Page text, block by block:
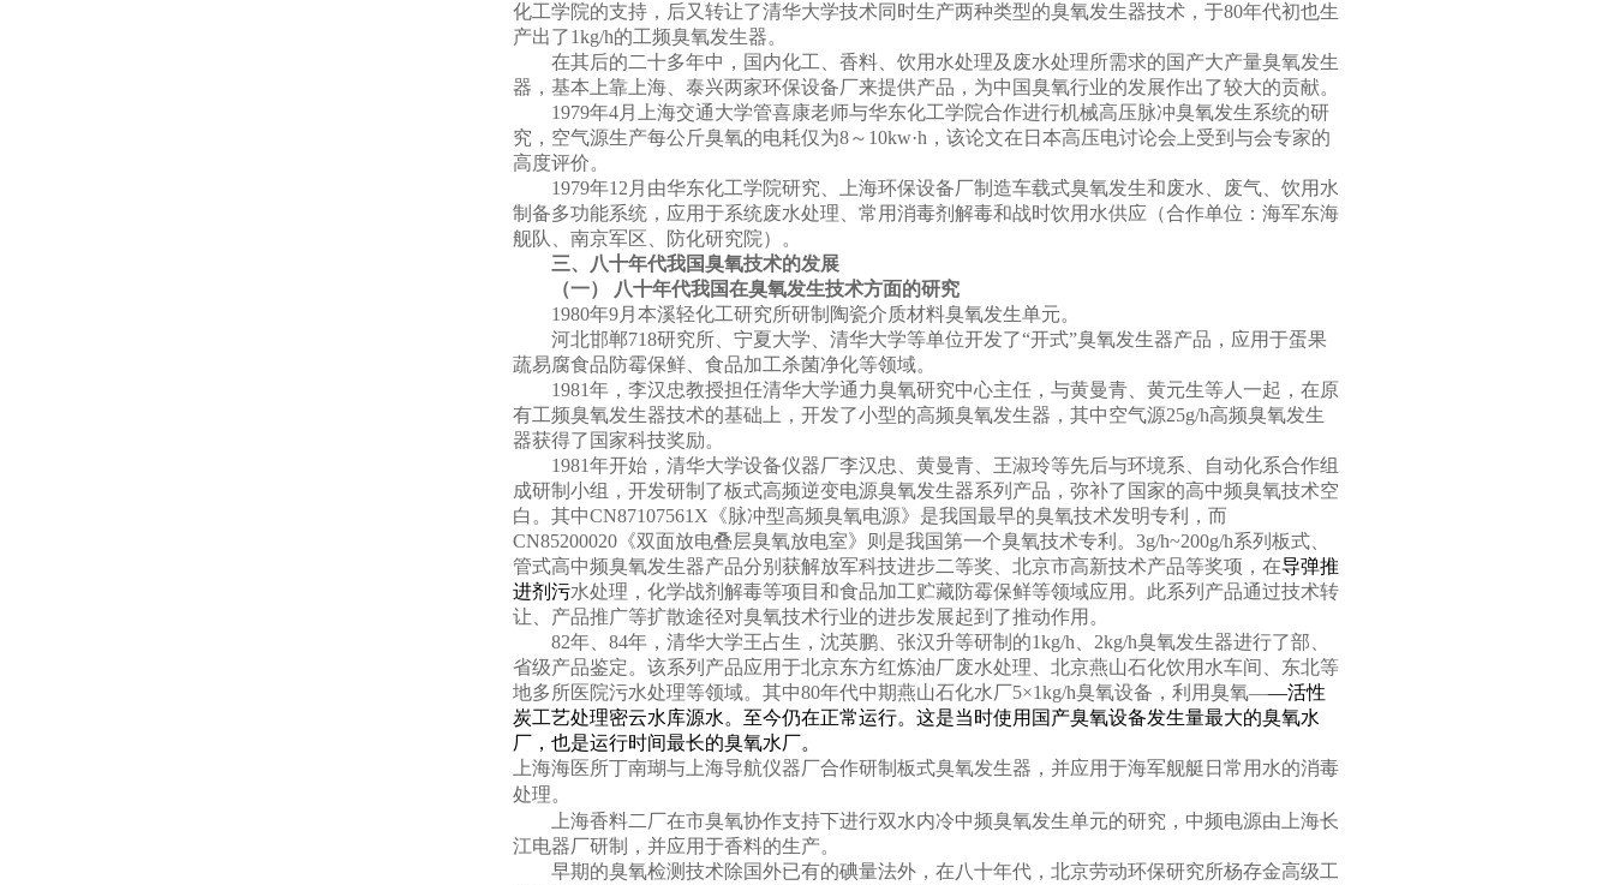
化工学院的支持，后又转让了清华大学技术同时生产两种类型的臭氧发生器技术，于80年代初也生
产出了1kg/h的工频臭氧发生器。
在其后的二十多年中，国内化工、香料、饮用水处理及废水处理所需求的国产大产量臭氧发生
器，基本上靠上海、泰兴两家环保设备厂来提供产品，为中国臭氧行业的发展作出了较大的贡献。
1979年4月上海交通大学管喜康老师与华东化工学院合作进行机械高压脉冲臭氧发生系统的研
究，空气源生产每公斤臭氧的电耗仅为8～ 10kw·h ，该论文在日本高压电讨论会上受到与会专家的
高度评价。
1979年12 月由华东化工学院研究、上海环保设备厂制造车载式臭氧发生和废水、废气、饮用水
制备多功能系统，应用于系统废水处理、常用消毒剂解毒和战时饮用水供应（合作单位：海军东海
舰队、南京军区、防化研究院）。
三、八十年代我国臭氧技术的发展
（一）
八十年代我国在臭氧发生技术方面的研究
1980年9月本溪轻化工研究所研制陶瓷介质材料臭氧发生单元。
河北邯郸718研究所、宁夏大学、清华大学等单位开发了“开式”臭氧发生器产品，应用于蛋果
蔬易腐食品防霉保鲜、食品加工杀菌净化等领域。
1981年，李汉忠教授担任清华大学通力臭氧研究中心主任，与黄曼青、黄元生等人一起，在原
有工频臭氧发生器技术的基础上，开发了小型的高频臭氧发生器，其中空气源25g/h高频臭氧发生
器获得了国家科技奖励。
1981年开始，清华大学设备仪器厂李汉忠、黄曼青、王淑玲等先后与环境系、自动化系合作组
成研制小组，开发研制了板式高频逆变电源臭氧发生器系列产品，弥补了国家的高中频臭氧技术空
白。其中CN87107561X 《脉冲型高频臭氧电源》是我国最早的臭氧技术发明专利，而
CN85200020 《双面放电叠层臭氧放电室》则是我国第一个臭氧技术专利。 3g/h~200g/h系列板式、
管式高中频臭氧发生器产品分别获解放军科技进步二等奖、北京市高新技术产品等奖项，在导弹推
进剂污水处理，化学战剂解毒等项目和食品加工贮藏防霉保鲜等领域应用。此系列产品通过技术转
让、产品推广等扩散途径对臭氧技术行业的进步发展起到了推动作用。
82年、 84年，清华大学王占生，沈英鹏、张汉升等研制的1kg/h 2kg/h臭氧发生器进行了部、
省级产品鉴定。该系列产品应用于北京东方红炼油厂废水处理、北京燕山石化饮用水车间、东北等
地多所医院污水处理等领域。其中80年代中期燕山石化水厂5×1kg/h臭氧设备，利用臭氧——活性
炭工艺处理密云水库源水。至今仍在正常运行。这是当时使用国产臭氧设备发生量最大的臭氧水
厂，也是运行时间最长的臭氧水厂。
上海海医所丁南瑚与上海导航仪器厂合作研制板式臭氧发生器，并应用于海军舰艇日常用水的消毒
处理。
上海香料二厂在市臭氧协作支持下进行双水内冷中频臭氧发生单元的研究，中频电源由上海长
江电器厂研制，并应用于香料的生产。
早期的臭氧检测技术除国外已有的碘量法外，在八十年代，北京劳动环保研究所杨存金高级工